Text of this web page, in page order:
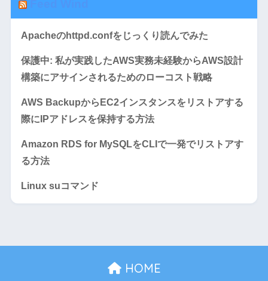
Apacheのhttpd.confをじっくり読んでみた
保護中: 私が実践したAWS実務未経験からAWS設計
構築にアサインされるためのローコスト戦略
AWS BackupからEC2インスタンスをリストアする
際にIPアドレスを保持する方法
Amazon RDS for MySQLをCLIで一発でリストアす
る方法
Linux suコマンド
HOME